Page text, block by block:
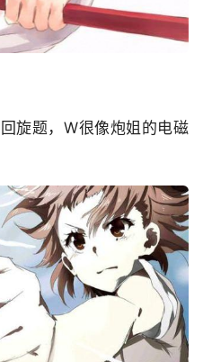
旋题，W很像炮姐的电磁